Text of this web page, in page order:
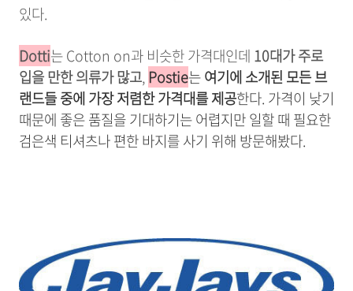
있다.
Dotti는 Cotton on과 비슷한 가격대인데 10대가 주로
입을 만한 의류가 많고, Postie는여기에 소개된 모든 브
랜드들 중에 가장 저렴한 가격대를 제공한다. 가격이 낮기
때문에 좋은 품질을 기대하기는 어렵지만 일할 때 필요한
검은색 티셔츠나 편한 바지를 사기 위해 방문해봤다.